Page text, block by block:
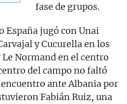
fase de grupos.
España jugó con Unai
y Cucurella en los
Normand en el centro
del campo no faltó
ante Albania por
Fabián Ruiz, una